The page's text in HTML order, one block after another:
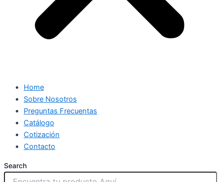
Home
Sobre Nosotros
Preguntas Frecuentas
Catálogo
Cotización
Contacto
Search